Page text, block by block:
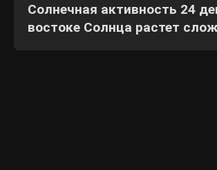
Солнечная активность 24
востоке Солнца растет